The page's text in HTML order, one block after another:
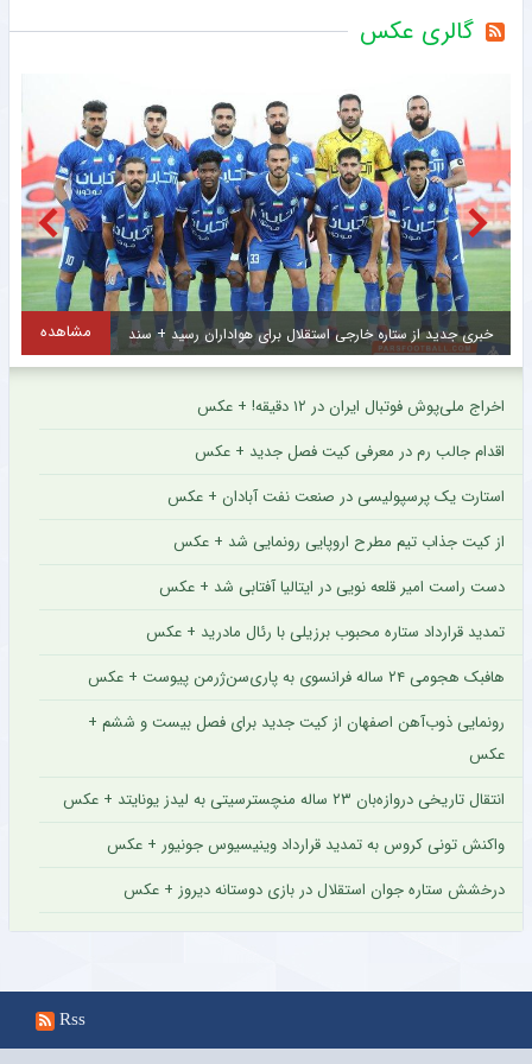
گالری عکس
ستاره محبوب و تکنیکی دیگر به بارسلونا برنگشت + عکس
اخراج ملی‌پوش فوتبال ایران در ۱۲ دقیقه! + عکس
اقدام جالب رم در معرفی کیت فصل جدید + عکس
استارت یک پرسپولیسی در صنعت نفت آبادان + عکس
از کیت جذاب تیم مطرح اروپایی رونمایی شد + عکس
دست راست امیر قلعه نویی در ایتالیا آفتابی شد + عکس
تمدید قرارداد ستاره محبوب برزیلی با رئال مادرید + عکس
هافبک هجومی ۲۴ ساله فرانسوی به پاری‌سن‌ژرمن پیوست + عکس
رونمایی ذوب‌آهن اصفهان از کیت جدید برای فصل بیست و ششم +
عکس
انتقال تاریخی دروازه‌بان ۲۳ ساله منچسترسیتی به لیدز یونایتد + عکس
واکنش تونی کروس به تمدید قرارداد وینیسیوس جونیور + عکس
درخشش ستاره جوان استقلال در بازی دوستانه دیروز + عکس
Rss